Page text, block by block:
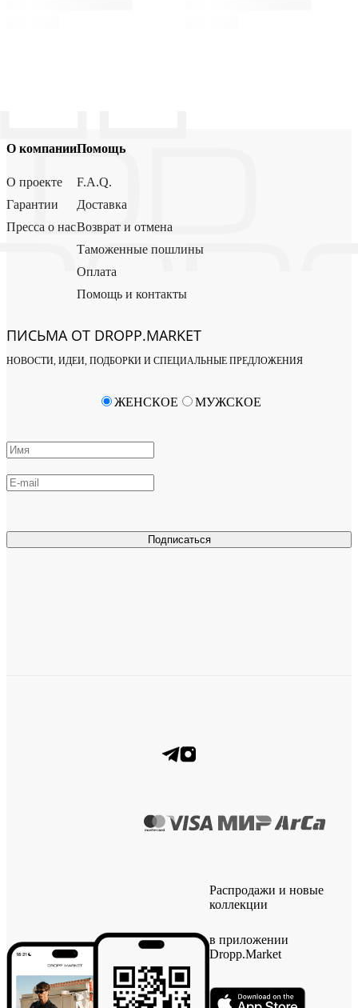
О компании
О проекте
Гарантии
Пресса о нас
Помощь
F.A.Q.
Доставка
Возврат и отмена
Таможенные пошлины
Оплата
Помощь и контакты
ПИСЬМА ОТ DROPP.MARKET
НОВОСТИ, ИДЕИ, ПОДБОРКИ И СПЕЦИАЛЬНЫЕ ПРЕДЛОЖЕНИЯ
Подписаться
ЖЕНСКОЕ МУЖСКОЕ
Распродажи и новые
коллекции
в приложении
Dropp.Market